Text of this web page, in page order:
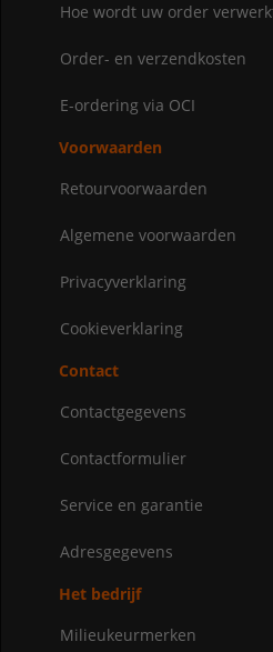
Hoe wordt uw order
Order- en verzendkosten
E-ordering via OCI
Voorwaarden
Retourvoorwaarden
Algemene voorwaarden
Privacyverklaring
Cookieverklaring
Contact
Contactgegevens
Contactformulier
Service en garantie
Adresgegevens
Het bedrijf
Milieukeurmerken